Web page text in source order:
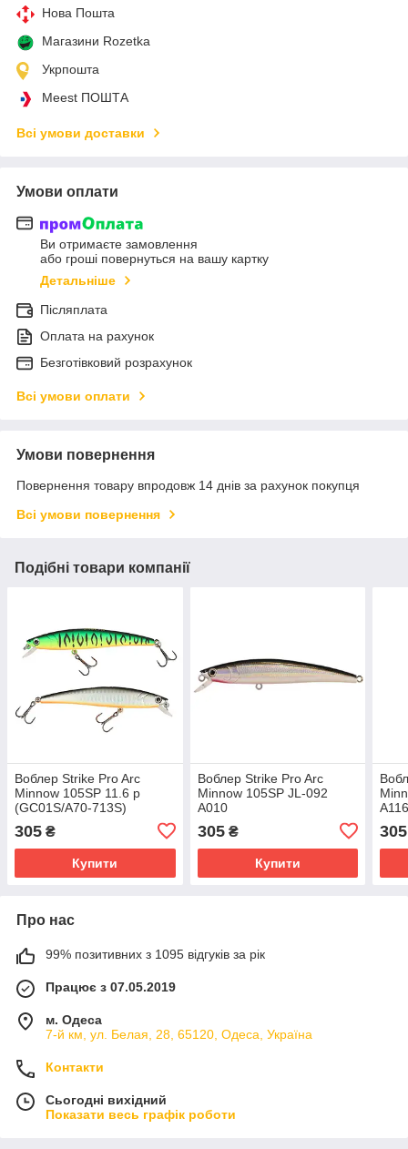
Нова Пошта
Магазини Rozetka
Укрпошта
Meest ПОШТА
Всі умови доставки
Умови оплати
Ви отримаєте замовлення
або гроші повернуться на вашу картку
Детальніше
Післяплата
Оплата на рахунок
Безготівковий розрахунок
Всі умови оплати
Умови повернення
Повернення товару впродовж 14 днів за рахунок покупця
Всі умови повернення
Подібні товари компанії
Воблер Strike Pro Arc
Minnow 105SP 11.6 р
(GC01S/A70-713S)
305 ₴
Купити
Воблер Strike Pro Arc
Minnow 105SP JL-092
A010
305₴
Купити
305
Про нас
99% позитивних з 1095 відгуків за рік
Працює з 07.05.2019
м. Одеса
7-й км, ул. Белая, 28, 65120, Одеса, Україна
Контакти
Сьогодні вихідний
Показати весь графік роботи